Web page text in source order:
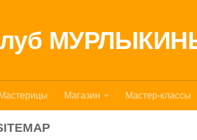
Мастерицы Магазин Мастер-классы